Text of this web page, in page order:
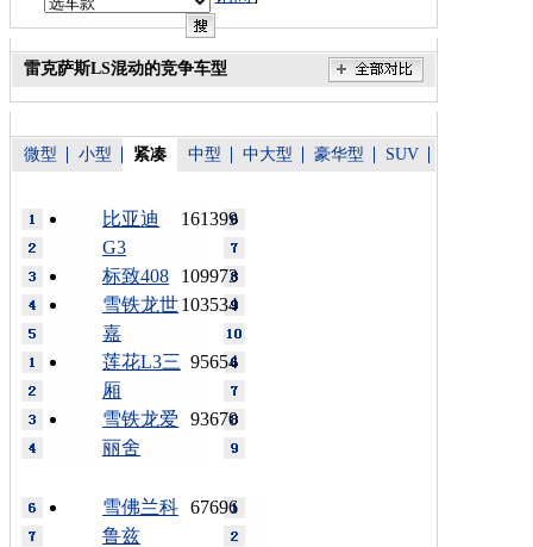
雷克萨斯LS混动的竞争车型
微型 小型 紧凑 中型 中大型 豪华型 SUV
161399
比亚迪
G3
109973
标致408
103534
雪铁龙世
嘉
95654
莲花L3三
厢
93670
雪铁龙爱
丽舍
67696
雪佛兰科
鲁兹